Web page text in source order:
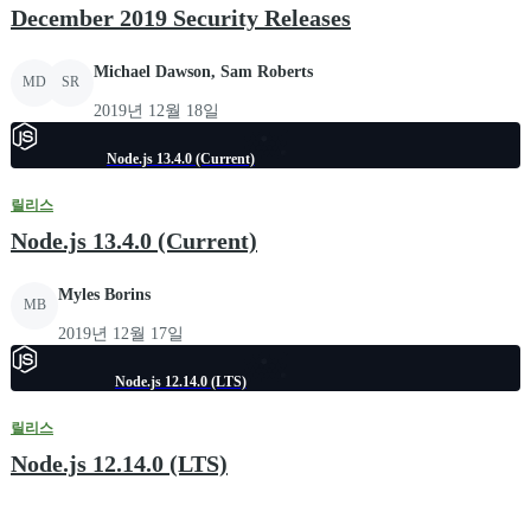
December 2019 Security Releases
MD SR
Michael Dawson, Sam Roberts
2019년 12월 18일
Node.js 13.4.0 (Current)
릴리스
Node.js 13.4.0 (Current)
MB
Myles Borins
2019년 12월 17일
Node.js 12.14.0 (LTS)
릴리스
Node.js 12.14.0 (LTS)